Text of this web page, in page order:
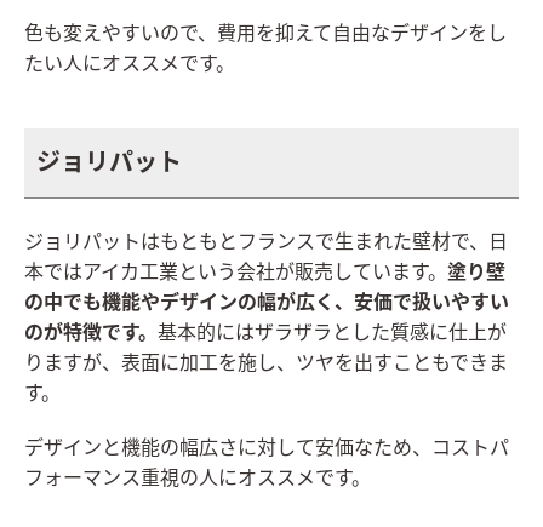
色も変えやすいので、費用を抑えて自由なデザインをし
たい人にオススメです。
ジョリパット
ジョリパットはもともとフランスで生まれた壁材で、日
本ではアイカ工業という会社が販売しています。 塗り壁
の中でも機能やデザインの幅が広く、安価で扱いやすい
のが特徴です。 基本的にはザラザラとした質感に仕上が
りますが、表面に加工を施し、ツヤを出すこともできま
す。
デザインと機能の幅広さに対して安価なため、コストパ
フォーマンス重視の人にオススメです。